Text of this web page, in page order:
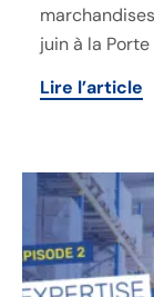
juin à la
Lire l’article